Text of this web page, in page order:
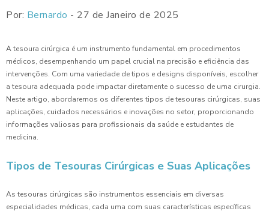
Por: Bernardo - 27 de Janeiro de 2025
A tesoura cirúrgica é um instrumento fundamental em procedimentos
médicos, desempenhando um papel crucial na precisão e eficiência das
intervenções. Com uma variedade de tipos e designs disponíveis, escolher
a tesoura adequada pode impactar diretamente o sucesso de uma cirurgia.
Neste artigo, abordaremos os diferentes tipos de tesouras cirúrgicas, suas
aplicações, cuidados necessários e inovações no setor, proporcionando
informações valiosas para profissionais da saúde e estudantes de
medicina.
Tipos de Tesouras Cirúrgicas e Suas Aplicações
As tesouras cirúrgicas são instrumentos essenciais em diversas
especialidades médicas, cada uma com suas características específicas